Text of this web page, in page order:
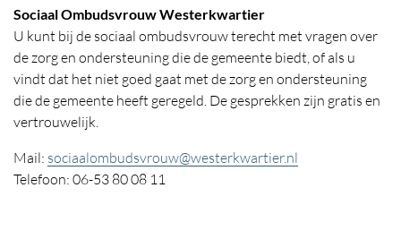
Sociaal Ombudsvrouw Westerkwartier
U kunt bij de sociaal ombudsvrouw terecht met vragen over
de zorg en ondersteuning die de gemeente biedt, of als u
vindt dat het niet goed gaat met de zorg en ondersteuning
die de gemeente heeft geregeld. De gesprekken zijn gratis en
vertrouwelijk.
Mail: sociaalombudsvrouw@westerkwartier.nl
Telefoon: 06-53 80 08 11